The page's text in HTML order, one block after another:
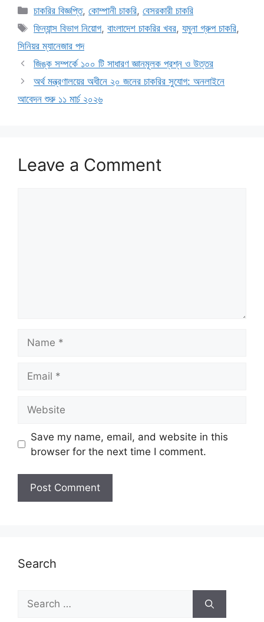
Categories
চাকরির বিজ্ঞপ্তি,কোম্পানী চাকরি,বেসরকারী চাকরি
Tags
ফিন্যান্স বিভাগ নিয়োগ,বাংলাদেশ চাকরির খবর,যমুনা গ্রুপ চাকরি,
সিনিয়র ম্যানেজার পদ
জিঙ্ক সম্পর্কে ১০০ টি সাধারণ জ্ঞানমূলক প্রশ্ন ও উত্তর
অর্থ মন্ত্রণালয়ের অধীনে ২০ জনের চাকরির সুযোগ: অনলাইনে
আবেদন শুরু ১১ মার্চ ২০২৬
Leave a Comment
Save my name, email, and website in this
browser for the next time I comment.
Search
Search
for: